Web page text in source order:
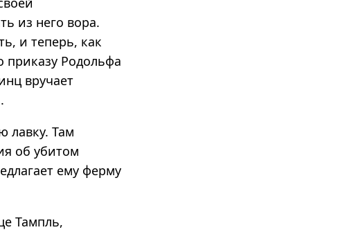
из него вора.
и теперь, как
приказу Родольфа
вручает
лавку. Там
об убитом
ему ферму
Тампль,